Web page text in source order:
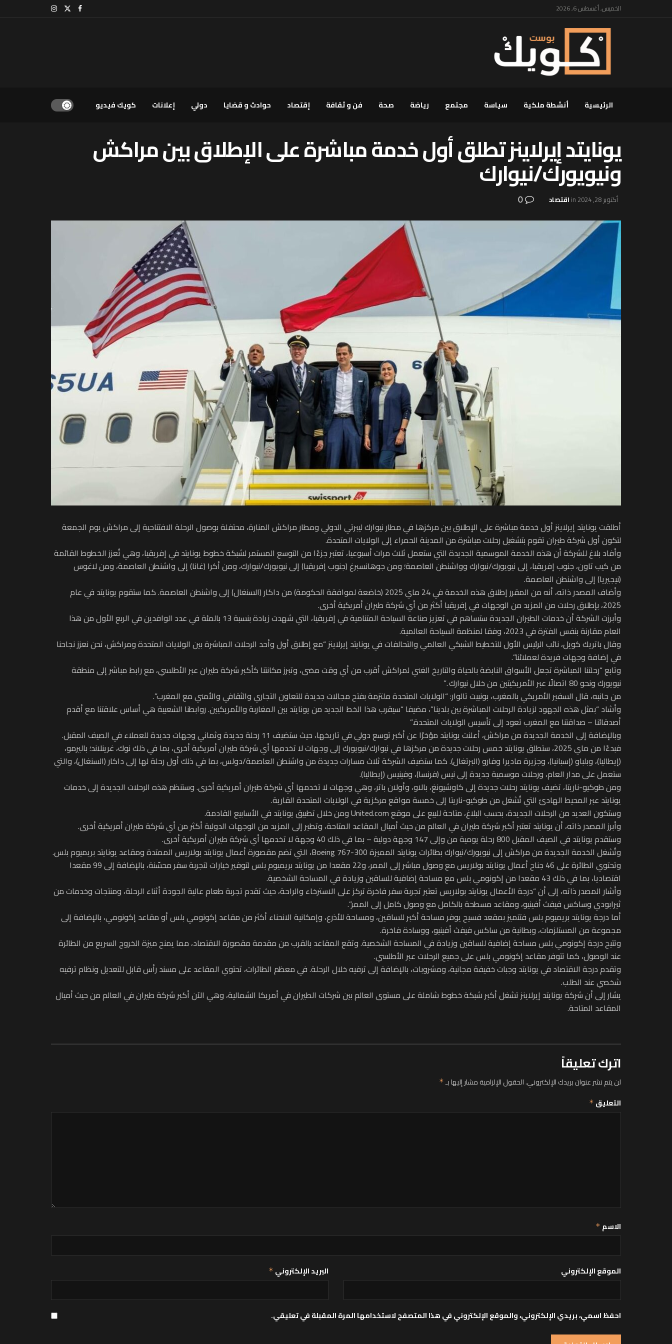
الخميس, أغسطس 6, 2026
الرئيسية أنشطة ملكية سياسة مجتمع رياضة صحة فن و ثقافة إقتصاد حوادث و قضايا دولي إعلانات كويك فيديو
يونايتد إيرلاينز تطلق أول خدمة مباشرة على الإطلاق بين مراكش
ونيويورك/نيوارك
أكتوبر 28, 2024 in اقتصاد
أطلقت يونايتد إيرلاينز أول خدمة مباشرة على الإطلاق بين مركزها في مطار نيوارك ليبرتي الدولي ومطار مراكش المنارة، محتفلة بوصول الرحلة الافتتاحية إلى مراكش يوم الجمعة
لتكون أول شركة طيران تقوم بتشغيل رحلات مباشرة من المدينة الحمراء إلى الولايات المتحدة.
وأفاد بلاغ للشركة أن هذه الخدمة الموسمية الجديدة التي ستعمل ثلاث مرات أسبوعيا، تعتبر جزءًا من التوسع المستمر لشبكة خطوط يونايتد في إفريقيا، وهي تُعزز الخطوط القائمة
من كيب تاون، جنوب إفريقيا، إلى نيويورك/نيوارك وواشنطن العاصمة؛ ومن جوهانسبرغ (جنوب إفريقيا) إلى نيويورك/نيوارك، ومن أكرا (غانا) إلى واشنطن العاصمة، ومن لاغوس
(نيجيريا) إلى واشنطن العاصمة.
وأضاف المصدر ذاته، أنه من المقرر إطلاق هذه الخدمة في 24 ماي 2025 (خاضعة لموافقة الحكومة) من داكار (السنغال) إلى واشنطن العاصمة. كما ستقوم يونايتد في عام
2025، بإطلاق رحلات من المزيد من الوجهات في إفريقيا أكثر من أي شركة طيران أمريكية أخرى.
وأبرزت الشركة أن خدمات الطيران الجديدة ستساهم في تعزيز صناعة السياحة المتنامية في إفريقيا، التي شهدت زيادة بنسبة 13 بالمئة في عدد الوافدين في الربع الأول من هذا
العام مقارنة بنفس الفترة في 2023، وفقا لمنظمة السياحة العالمية.
وقال باتريك كويل، نائب الرئيس الأول للتخطيط الشبكي العالمي والتحالفات في يونايتد إيرلاينز “مع إطلاق أول وأحد الرحلات المباشرة بين الولايات المتحدة ومراكش، نحن نعزز نجاحنا
في إضافة وجهات فريدة لعملائنا”.
وتابع “رحلتنا المباشرة تجعل الأسواق النابضة بالحياة والتاريخ الغني لمراكش أقرب من أي وقت مضى، وتبرز مكانتنا كأكبر شركة طيران عبر الأطلسي، مع رابط مباشر إلى منطقة
نيويورك ونحو 80 اتصالًا عبر الأمريكيتين من خلال نيوارك .”
من جانبه، قال السفير الأمريكي بالمغرب، بونييت تالوار: “الولايات المتحدة ملتزمة بفتح مجالات جديدة للتعاون التجاري والثقافي والأمني مع المغرب”.
وأشاد “بمثل هذه الجهود لزيادة الرحلات المباشرة بين بلدينا”، مضيفا “سيقرب هذا الخط الجديد من يونايتد بين المغاربة والأمريكيين. روابطنا الشعبية هي أساس علاقتنا مع أقدم
أصدقائنا – صداقتنا مع المغرب تعود إلى تأسيس الولايات المتحدة.”
وبالإضافة إلى الخدمة الجديدة من مراكش، أعلنت يونايتد مؤخرًا عن أكبر توسع دولي في تاريخها، حيث ستضيف 11 رحلة جديدة وثماني وجهات جديدة للعملاء في الصيف المقبل.
فبدءًا من ماي 2025، ستطلق يونايتد خمس رحلات جديدة من مركزها في نيوارك/نيويورك إلى وجهات لا تخدمها أي شركة طيران أمريكية أخرى، بما في ذلك نوك، غرينلاند؛ باليرمو،
(إيطاليا)، وبلباو (إسبانيا)، وجزيرة ماديرا وفارو (البرتغال). كما ستضيف الشركة ثلاث مسارات جديدة من واشنطن العاصمة/دولس، بما في ذلك أول رحلة لها إلى داكار (السنغال)، والتي
ستعمل على مدار العام، ورحلات موسمية جديدة إلى نيس (فرنسا)، وفينيس (إيطاليا).
ومن طوكيو-ناريتا، تضيف يونايتد رحلات جديدة إلى كاوشيونغ، بالاو، وأولان باتر، وهي وجهات لا تخدمها أي شركة طيران أمريكية أخرى. وستنظم هذه الرحلات الجديدة إلى خدمات
يونايتد عبر المحيط الهادئ التي تُشغل من طوكيو-ناريتا إلى خمسة مواقع مركزية في الولايات المتحدة القارية.
وستكون العديد من الرحلات الجديدة، بحسب البلاغ، متاحة للبيع على موقع United.com ومن خلال تطبيق يونايتد في الأسابيع القادمة.
وأبرز المصدر ذاته، أن يونايتد تعتبر أكبر شركة طيران في العالم من حيث أميال المقاعد المتاحة، وتطير إلى المزيد من الوجهات الدولية أكثر من أي شركة طيران أمريكية أخرى.
وستقدم يونايتد في الصيف المقبل 800 رحلة يومية من وإلى 147 وجهة دولية – بما في ذلك 40 وجهة لا تخدمها أي شركة طيران أمريكية أخرى.
وتُشغل الخدمة الجديدة من مراكش إلى نيويورك/نيوارك بطائرات يونايتد المميزة Boeing 767-300، التي تضم مقصورة أعمال يونايتد بولاريس الممتدة ومقاعد يونايتد بريميوم بلس.
وتحتوي الطائرة على 46 جناح أعمال يونايتد بولاريس مع وصول مباشر إلى الممر، و22 مقعدا من يونايتد بريميوم بلس لتوفير خيارات لتجربة سفر محسّنة، بالإضافة إلى 99 مقعدا
اقتصاديا، بما في ذلك 43 مقعدا من إكونومي بلس مع مساحة إضافية للساقين وزيادة في المساحة الشخصية.
وأشار المصدر ذاته، إلى أن “درجة الأعمال يونايتد بولاريس تعتبر تجربة سفر فاخرة تركز على الاسترخاء والراحة، حيث تقدم تجربة طعام عالية الجودة أثناء الرحلة، ومنتجات وخدمات من
ثيرابودي وساكس فيفث أفينيو، ومقاعد مسطحة بالكامل مع وصول كامل إلى الممر”.
أما درجة يونايتد بريميوم بلس فتتميز بمقعد فسيح يوفر مساحة أكبر للساقين، ومساحة للأذرع، وإمكانية الانحناء أكثر من مقاعد إكونومي بلس أو مقاعد إكونومي، بالإضافة إلى
مجموعة من المستلزمات، وبطانية من ساكس فيفث أفينيو، ووسادة فاخرة.
وتتيح درجة إكونومي بلس مساحة إضافية للساقين وزيادة في المساحة الشخصية. وتقع المقاعد بالقرب من مقدمة مقصورة الاقتصاد، مما يمنح ميزة الخروج السريع من الطائرة
عند الوصول، كما تتوفر مقاعد إكونومي بلس على جميع الرحلات عبر الأطلسي.
وتقدم درجة الاقتصاد في يونايتد وجبات خفيفة مجانية، ومشروبات، بالإضافة إلى ترفيه خلال الرحلة. في معظم الطائرات، تحتوي المقاعد على مسند رأس قابل للتعديل ونظام ترفيه
شخصي عند الطلب.
يشار إلى أن شركة يونايتد إيرلاينز تشغل أكبر شبكة خطوط شاملة على مستوى العالم بين شركات الطيران في أمريكا الشمالية، وهي الآن أكبر شركة طيران في العالم من حيث أميال
المقاعد المتاحة.
اترك تعليقاً
لن يتم نشر عنوان بريدك الإلكتروني.الحقول الإلزامية مشار إليها بـ*
التعليق *
الاسم *
البريد الإلكتروني * الموقع الإلكتروني
احفظ اسمي، بريدي الإلكتروني، والموقع الإلكتروني في هذا المتصفح لاستخدامها المرة المقبلة في تعليقي.